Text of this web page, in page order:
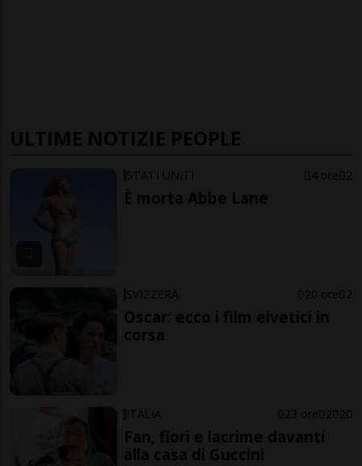
ULTIME NOTIZIE PEOPLE
STATI UNITI 4 ore 2
È morta Abbe Lane
SVIZZERA 20 ore 2
Oscar: ecco i film elvetici in
corsa
ITALIA 23 ore 2 20
Fan, fiori e lacrime davanti
alla casa di Guccini